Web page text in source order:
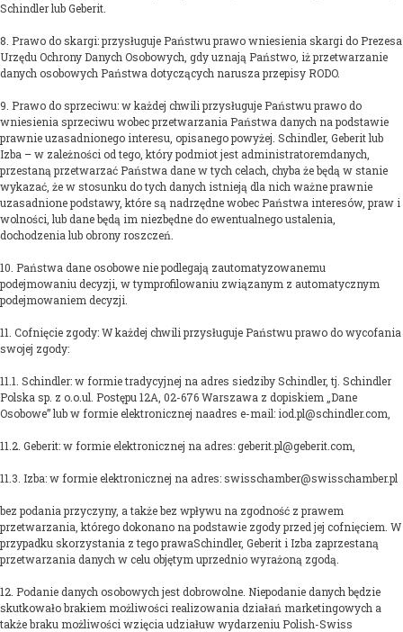
Schindler lub Geberit.
8. Prawo do skargi: przysługuje Państwu prawo wniesienia skargi do Prezesa
Urzędu Ochrony Danych Osobowych, gdy uznają Państwo, iż przetwarzanie
danych osobowych Państwa dotyczących narusza przepisy RODO.
9. Prawo do sprzeciwu: w każdej chwili przysługuje Państwu prawo do
wniesienia sprzeciwu wobec przetwarzania Państwa danych na podstawie
prawnie uzasadnionego interesu, opisanego powyżej. Schindler, Geberit lub
Izba – w zależności od tego, który podmiot jest administratoremdanych,
przestaną przetwarzać Państwa dane w tych celach, chyba że będą w stanie
wykazać, że w stosunku do tych danych istnieją dla nich ważne prawnie
uzasadnione podstawy, które są nadrzędne wobec Państwa interesów, praw i
wolności, lub dane będą im niezbędne do ewentualnego ustalenia,
dochodzenia lub obrony roszczeń.
10. Państwa dane osobowe nie podlegają zautomatyzowanemu
podejmowaniu decyzji, w tymprofilowaniu związanym z automatycznym
podejmowaniem decyzji.
11. Cofnięcie zgody: W każdej chwili przysługuje Państwu prawo do wycofania
swojej zgody:
11.1. Schindler: w formie tradycyjnej na adres siedziby Schindler, tj. Schindler
Polska sp. z o.o.ul. Postępu 12A, 02-676 Warszawa z dopiskiem „Dane
Osobowe” lub w formie elektronicznej naadres e-mail: iod.pl@schindler.com,
11.2. Geberit: w formie elektronicznej na adres: geberit.pl@geberit.com,
11.3. Izba: w formie elektronicznej na adres: swisschamber@swisschamber.pl
bez podania przyczyny, a także bez wpływu na zgodność z prawem
przetwarzania, którego dokonano na podstawie zgody przed jej cofnięciem. W
przypadku skorzystania z tego prawaSchindler, Geberit i Izba zaprzestaną
przetwarzania danych w celu objętym uprzednio wyrażoną zgodą.
12. Podanie danych osobowych jest dobrowolne. Niepodanie danych będzie
skutkowało brakiem możliwości realizowania działań marketingowych a
także braku możliwości wzięcia udziałuw wydarzeniu Polish-Swiss